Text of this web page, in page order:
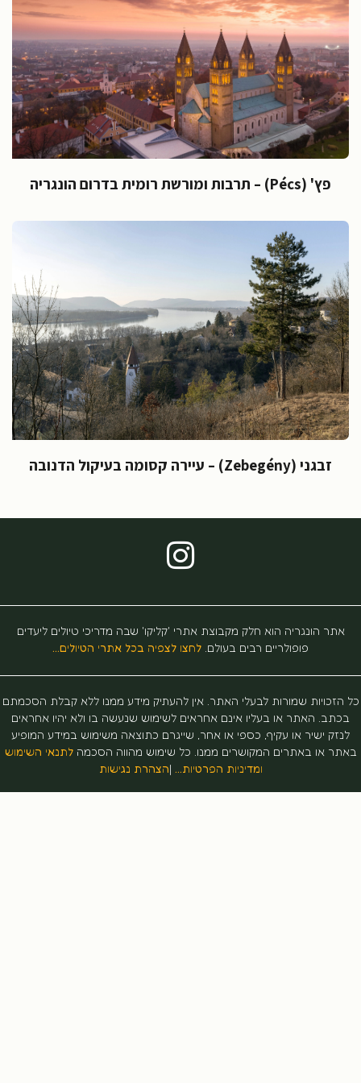
פץ' (Pécs) – תרבות ומורשת רומית בדרום הונגריה
זבגני (Zebegény) – עיירה קסומה בעיקול הדנובה
הונגריה הוא חלק מקבוצת אתרי 'קליקו' שבה מדריכי טיולים ליעדים
פופולריים רבים בעולם.לחצו לצפיה בכל אתרי הטיולים…
שמורות לבעלי האתר. אין להעתיק מידע ממנו ללא קבלת הסכמתם
האתר או בעליו אינם אחראים לשימוש שנעשה בו ולא יהיו אחראים
ישיר או עקיף, כספי או אחר, שייגרם כתוצאה משימוש במידע המופיע
או באתרים המקושרים ממנו. כל שימוש מהווה הסכמהלתנאי השימוש
ומדיניות הפרטיות… |הצהרת נגישות